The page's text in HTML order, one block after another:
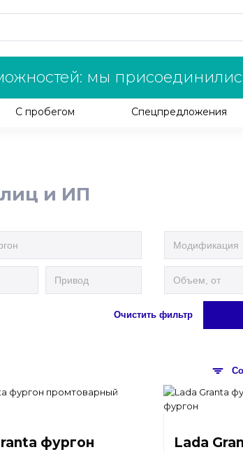
мы
С пробегом Спецпредложения
и ИП
Очистить фильтр
фургон
Lada